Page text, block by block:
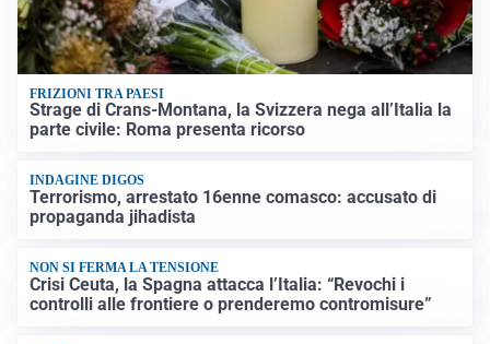
FRIZIONI TRA PAESI
Strage di Crans-Montana, la Svizzera nega all’Italia la
parte civile: Roma presenta ricorso
INDAGINE DIGOS
Terrorismo, arrestato 16enne comasco: accusato di
propaganda jihadista
NON SI FERMA LA TENSIONE
Crisi Ceuta, la Spagna attacca l’Italia: “Revochi i
controlli alle frontiere o prenderemo contromisure”